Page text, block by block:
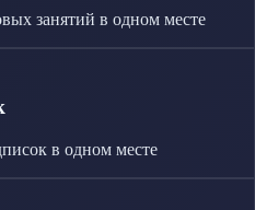
занятий в одном месте
в одном месте